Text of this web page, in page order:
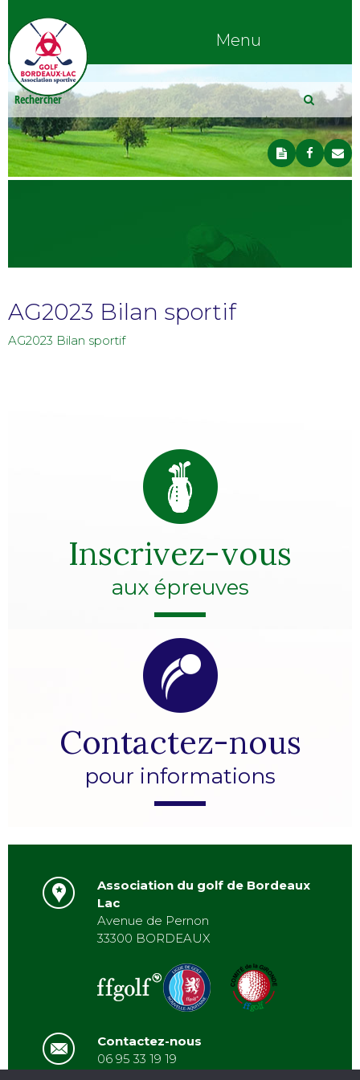
Menu
AG2023 Bilan sportif
AG2023 Bilan sportif
Inscrivez-vous
aux épreuves
Contactez-nous
pour informations
Association du golf de Bordeaux
Lac
Avenue de Pernon
33300 BORDEAUX
Contactez-nous
06 95 33 19 19